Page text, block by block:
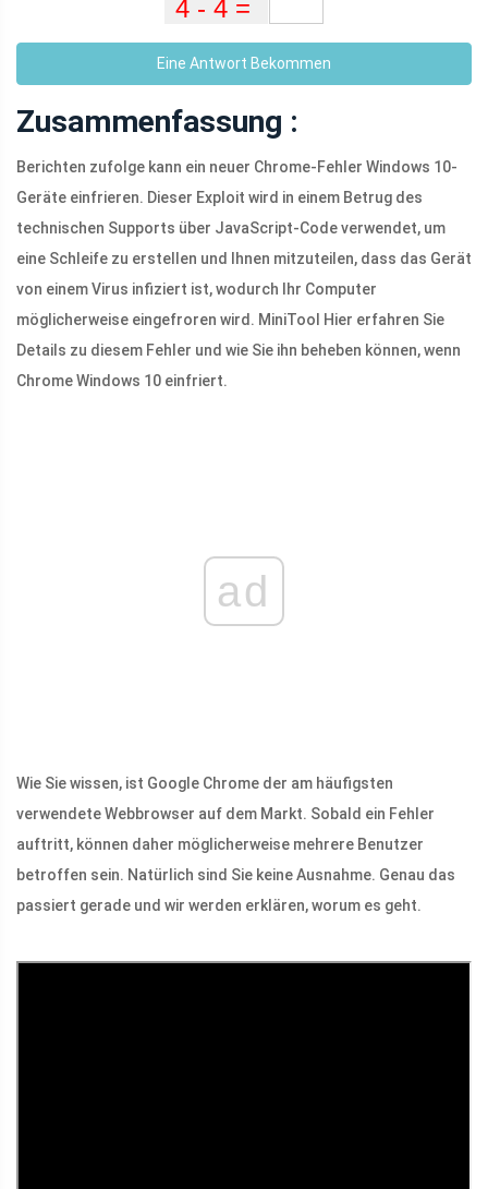
Eine Antwort Bekommen
Zusammenfassung :
Berichten zufolge kann ein neuer Chrome-Fehler Windows 10-
Geräte einfrieren. Dieser Exploit wird in einem Betrug des
technischen Supports über JavaScript-Code verwendet, um
eine Schleife zu erstellen und Ihnen mitzuteilen, dass das Gerät
von einem Virus infiziert ist, wodurch Ihr Computer
möglicherweise eingefroren wird. MiniTool Hier erfahren Sie
Details zu diesem Fehler und wie Sie ihn beheben können, wenn
Chrome Windows 10 einfriert.
ad
Wie Sie wissen, ist Google Chrome der am häufigsten
verwendete Webbrowser auf dem Markt. Sobald ein Fehler
auftritt, können daher möglicherweise mehrere Benutzer
betroffen sein. Natürlich sind Sie keine Ausnahme. Genau das
passiert gerade und wir werden erklären, worum es geht.